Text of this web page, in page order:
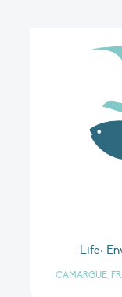
Life+
CAMARGUE,